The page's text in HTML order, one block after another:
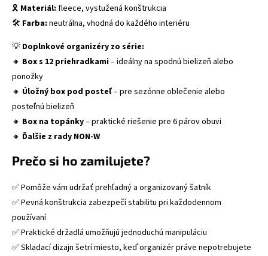
🎗 Materiál: fleece, vystužená konštrukcia
🛠 Farba: neutrálna, vhodná do každého interiéru
💡 Doplnkové organizéry zo série:
🔸 Box s 12 priehradkami– ideálny na spodnú bielizeň alebo
ponožky
🔸 Úložný box pod posteľ– pre sezónne oblečenie alebo
posteľnú bielizeň
🔸 Box na topánky– praktické riešenie pre 6 párov obuvi
🔸 Ďalšie z rady NON-W
Prečo si ho zamilujete?
✅ Pomôže vám udržať prehľadný a organizovaný šatník
✅ Pevná konštrukcia zabezpečí stabilitu pri každodennom
používaní
✅ Praktické držadlá umožňujú jednoduchú manipuláciu
✅ Skladací dizajn šetrí miesto, keď organizér práve nepotrebujete